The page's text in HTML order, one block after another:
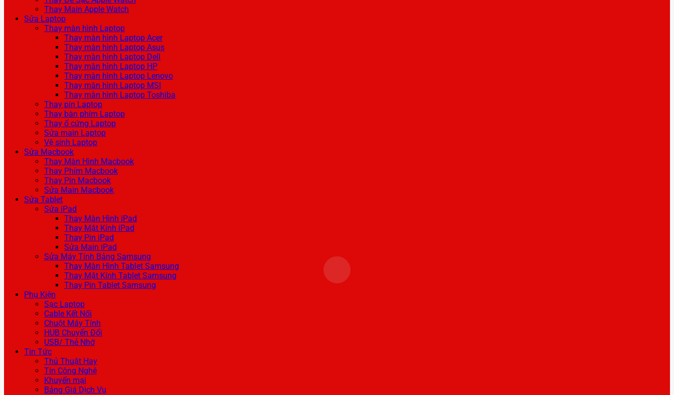
Thay Main Apple Watch
Sửa Laptop
Thay màn hình Laptop
Thay màn hình Laptop Acer
Thay màn hình Laptop Asus
Thay màn hình Laptop Dell
Thay màn hình Laptop HP
Thay màn hình Laptop Lenovo
Thay màn hình Laptop MSI
Thay màn hình Laptop Toshiba
Thay pin Laptop
Thay bàn phím Laptop
Thay ổ cứng Laptop
Sửa main Laptop
Vệ sinh Laptop
Sửa Macbook
Thay Màn Hình Macbook
Thay Phím Macbook
Thay Pin Macbook
Sửa Main Macbook
Sửa Tablet
Sửa iPad
Thay Màn Hình iPad
Thay Mặt Kính iPad
Thay Pin iPad
Sửa Main iPad
Sửa Máy Tính Bảng Samsung
Thay Màn Hình Tablet Samsung
Thay Mặt Kính Tablet Samsung
Thay Pin Tablet Samsung
Phụ Kiện
Sạc Laptop
Cable Kết Nối
Chuột Máy Tính
HUB Chuyển Đổi
USB/ Thẻ Nhớ
Tin Tức
Thủ Thuật Hay
Tin Công Nghệ
Khuyến mại
Bảng Giá Dịch Vụ